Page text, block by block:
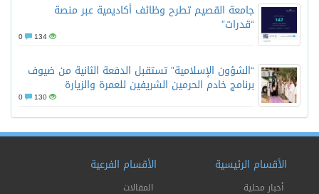
جامعة القصيم تطرح وظائف أكاديمية عبر منصة
“قدرات”
134
“الشؤون الإسلامية” تستقبل الدفعة الثانية من ضيوف
برنامج خادم الحرمين الشريفين للعمرة والزيارة
130
الأقسام الرئيسية
أخبار محلية
الأقسام الفرعية
المقالات